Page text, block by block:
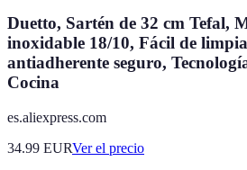
Duetto, Sartén de 32 cm Tefal,
inoxidable 18/10, Fácil de
antiadherente seguro,
Cocina
es.aliexpress.com
34.99 EURVer el precio